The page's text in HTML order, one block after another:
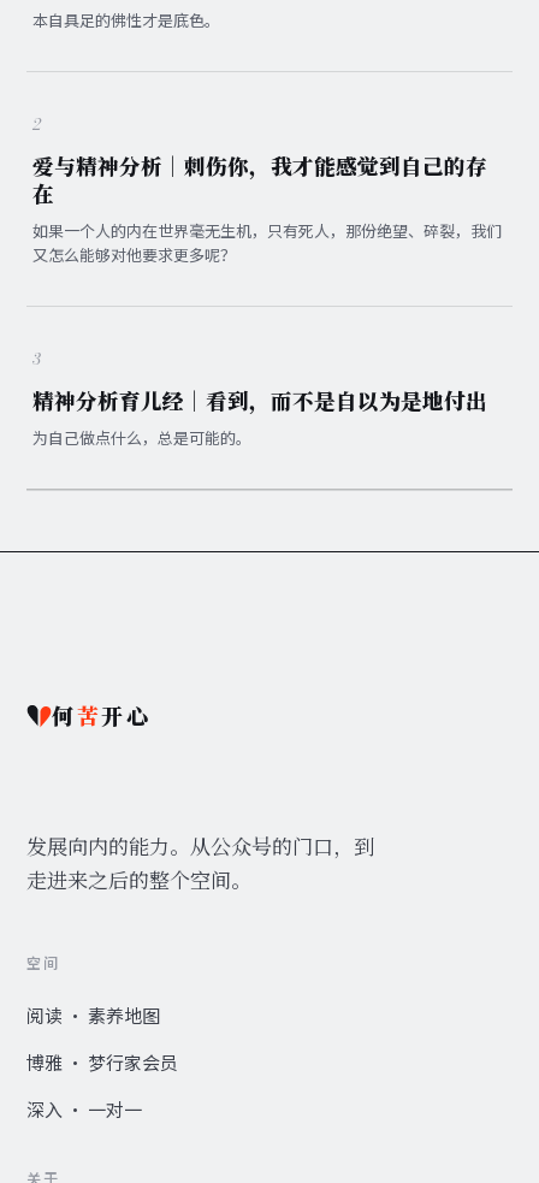
本自具足的佛性才是底色。
2
爱与精神分析｜刺伤你，我才能感觉到自己的存
在
如果一个人的内在世界毫无生机，只有死人，那份绝望、碎裂，我们
又怎么能够对他要求更多呢？
3
精神分析育儿经｜看到，而不是自以为是地付出
为自己做点什么，总是可能的。
何苦开心
发展向内的能力。从公众号的门口，到
走进来之后的整个空间。
空间
阅读 · 素养地图
博雅 · 梦行家会员
深入 · 一对一
关于